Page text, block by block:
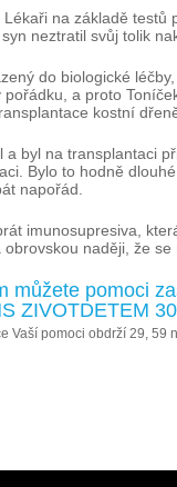
na základě
neztratil svůj tolik
do biologické
a proto
kostní
byl na transplantaci
Bylo to hodně
napořád.
imunosupresiva,
naději, že
můžete pomoci
ZIVOTDETEM
Vaší pomoci obdrží 29, 59